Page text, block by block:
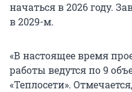
начаться в 2026 году.
в 2029-м.
«В настоящее время
работы ведутся по 9
«Теплосети».